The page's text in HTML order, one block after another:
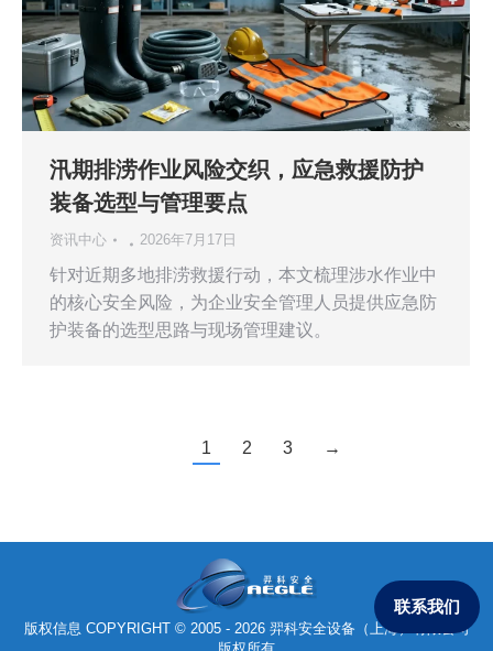
汛期排涝作业风险交织，应急救援防护
装备选型与管理要点
资讯中心 2026年7月17日
针对近期多地排涝救援行动，本文梳理涉水作业中
的核心安全风险，为企业安全管理人员提供应急防
护装备的选型思路与现场管理建议。
1 2 3 →
版权信息 COPYRIGHT © 2005 - 2026 羿科安全设备（上海）有限公司
联系我们